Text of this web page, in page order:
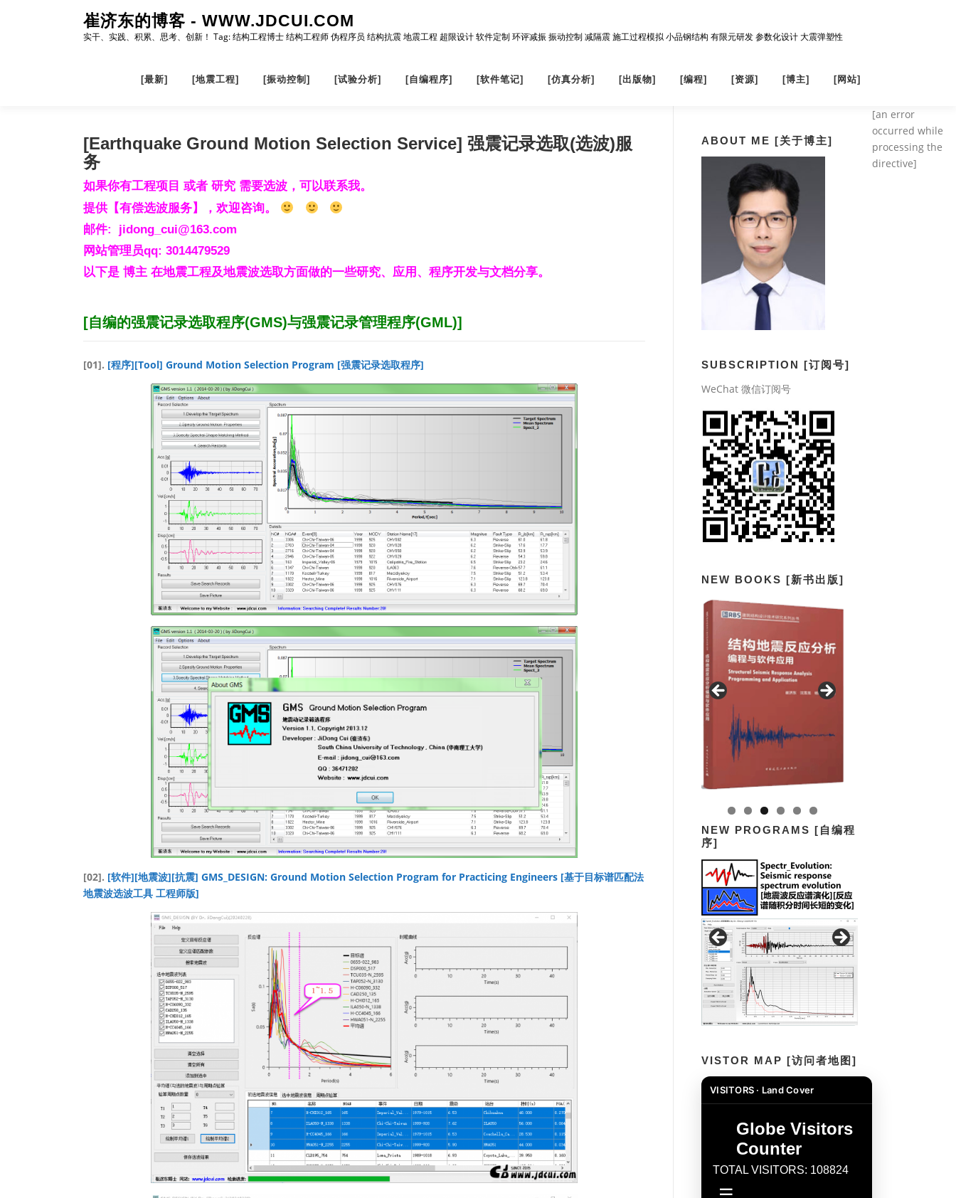
崔济东的博客 - WWW.JDCUI.COM
实干、实践、积累、思考、创新！ Tag: 结构工程博士 结构工程师 伪程序员 结构抗震 地震工程 超限设计 软件定制 环评减振 振动控制 减隔震 施工过程模拟 小品钢结构 有限元研发 参数化设计 大震弹塑性
[最新] [地震工程] [振动控制] [试验分析] [自编程序] [软件笔记] [仿真分析] [出版物] [编程] [资源] [博主] [网站]
[Earthquake Ground Motion Selection Service] 强震记录选取(选波)服
务
如果你有工程项目 或者 研究 需要选波，可以联系我。
提供【有偿选波服务】，欢迎咨询。
邮件: jidong_cui@163.com
网站管理员qq: 3014479529
以下是 博主 在地震工程及地震波选取方面做的一些研究、应用、程序开发与文档分享。
[自编的强震记录选取程序(GMS)与强震记录管理程序(GML)]
[01]. [程序][Tool] Ground Motion Selection Program [强震记录选取程序]
[02]. [软件][地震波][抗震] GMS_DESIGN: Ground Motion Selection Program for Practicing Engineers [基于目标谱匹配法
地震波选波工具 工程师版]
ABOUT ME [关于博主]
SUBSCRIPTION [订阅号]
WeChat 微信订阅号
NEW BOOKS [新书出版]
NEW PROGRAMS [自编程
序]
VISTOR MAP [访问者地图]
VISITORS · Land Cover
[an error
occurred while
processing the
directive]